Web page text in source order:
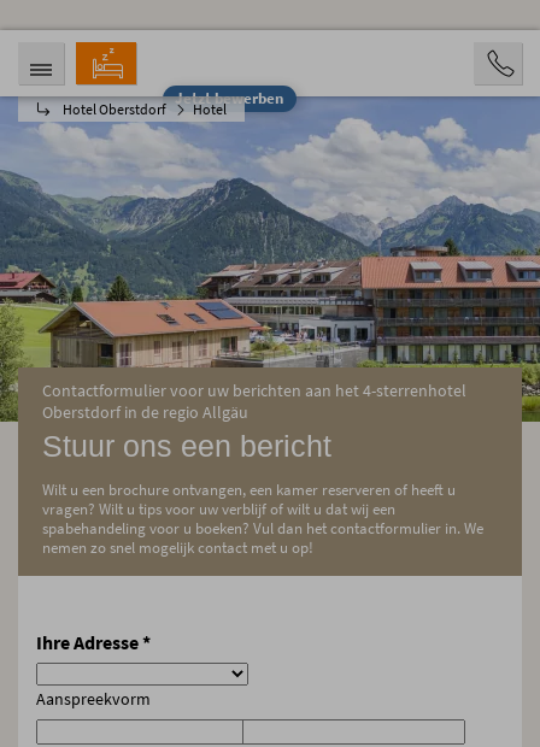
Jetzt bewerben
Hotel Oberstdorf Hotel
ANREISE
08.08.2026
ABREISE
13.08.2026
2 Personen
BUCHEN
Contactformulier voor uw berichten aan het 4-sterrenhotel
Oberstdorf in de regio Allgäu
Stuur ons een bericht
Wilt u een brochure ontvangen, een kamer reserveren of heeft u
vragen? Wilt u tips voor uw verblijf of wilt u dat wij een
spabehandeling voor u boeken? Vul dan het contactformulier in. We
nemen zo snel mogelijk contact met u op!
Ihre Adresse*
Aanspreekvorm